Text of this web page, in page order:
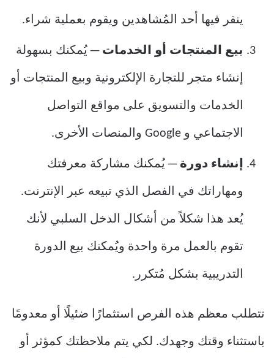
ينقر فيها أحد المُشاهدين ويقوم بعملية شراء.
بيع المنتجات أو الخدمات — يُمكنك بسهولة
إنشاء متجر للتجارة الإلكترونية وبيع المنتجات أو
الخدمات والتسويق على مواقع التواصل
الاجتماعي و Google والمنصات الأخرى.
إنشاء دورة — يُمكنك مشاركة معرفتك
ومهاراتك في الفصل الذي تبيعه عبر الإنترنت.
يُعد هذا شكلاً من أشكال الدخل السلبي لأنك
تقوم بالعمل مرة واحدة ويُمكنك بيع الدورة
التدريبية بشكل مُتكرر.
تتطلب معظم هذه الفرص استثمارًا ضئيلًا أو معدومًا
باستثناء وقتك وجهدك. لكي يتم ملاحظتك كمؤثر أو